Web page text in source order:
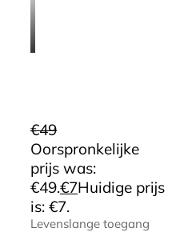
€49
Oorspronkelijke
prijs was:
€49.€7Huidige prijs
is: €7.
Levenslange toegang